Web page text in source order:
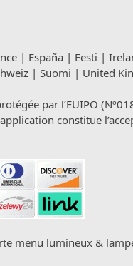
| España | Eesti |
| Suomi | United
par l’EUIPO
constitue
menu lumineux &